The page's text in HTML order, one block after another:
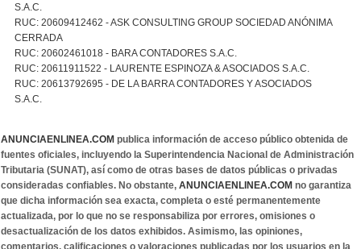
S.A.C.
RUC: 20609412462 - ASK CONSULTING GROUP SOCIEDAD ANÓNIMA
CERRADA
RUC: 20602461018 - BARA CONTADORES S.A.C.
RUC: 20611911522 - LAURENTE ESPINOZA & ASOCIADOS S.A.C.
RUC: 20613792695 - DE LA BARRA CONTADORES Y ASOCIADOS
S.A.C.
ANUNCIAENLINEA.COM publica información de acceso público obtenida de
fuentes oficiales, incluyendo la Superintendencia Nacional de Administración
Tributaria (SUNAT), así como de otras bases de datos públicas o privadas
consideradas confiables. No obstante, ANUNCIAENLINEA.COM no garantiza
que dicha información sea exacta, completa o esté permanentemente
actualizada, por lo que no se responsabiliza por errores, omisiones o
desactualización de los datos exhibidos. Asimismo, las opiniones,
comentarios, calificaciones o valoraciones publicadas por los usuarios en la